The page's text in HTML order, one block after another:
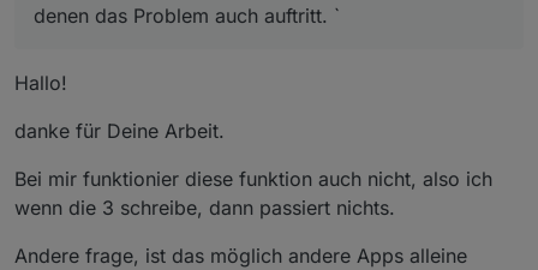
denen das Problem auch auftritt. `
Hallo!
danke für Deine Arbeit.
Bei mir funktionier diese funktion auch nicht, also ich
wenn die 3 schreibe, dann passiert nichts.
Andere frage, ist das möglich andere Apps alleine